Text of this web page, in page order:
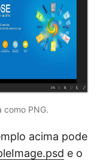
como PNG.
acima pode
e o